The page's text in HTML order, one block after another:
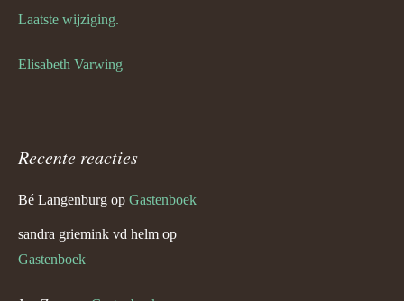
Laatste wijziging.
Elisabeth Varwing
Recente reacties
Bé Langenburg op Gastenboek
sandra griemink vd helm op
Gastenboek